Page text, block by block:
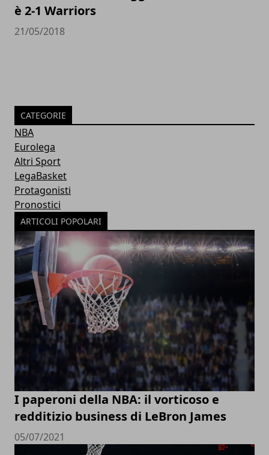
è 2-1 Warriors
21/05/2018
CATEGORIE
NBA
Eurolega
Altri Sport
LegaBasket
Protagonisti
Pronostici
ARTICOLI POPOLARI
I paperoni della NBA: il vorticoso e
redditizio business di LeBron James
05/07/2021